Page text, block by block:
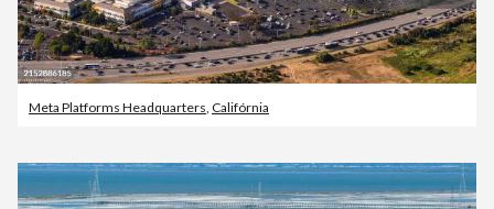
Meta Platforms Headquarters, Califórnia